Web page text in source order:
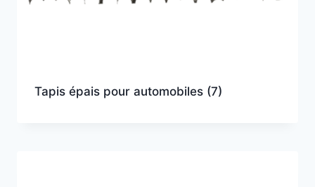
Tapis épais pour automobiles (7)